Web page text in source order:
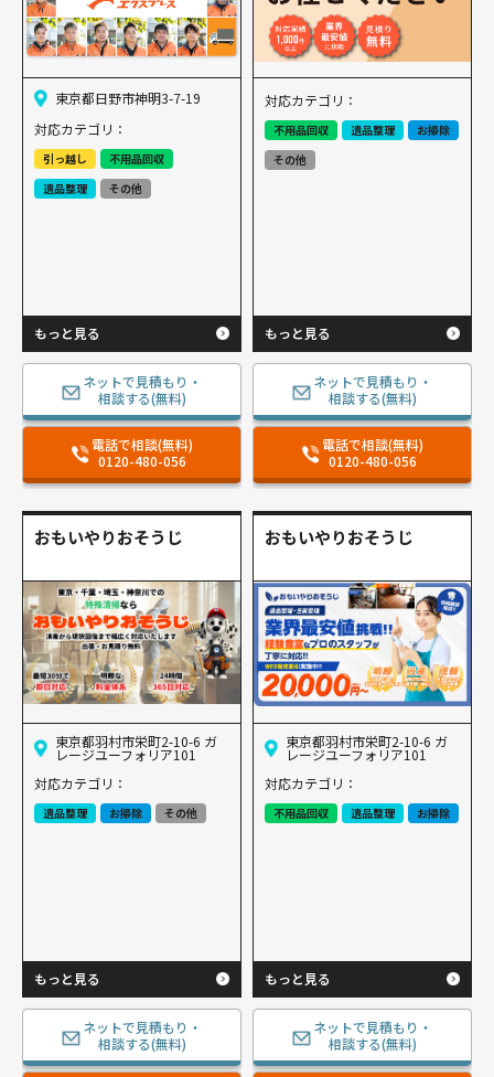
東京都日野市神明3-7-19
対応カテゴリ：
引っ越し
不用品回収
遺品整理
その他
もっと見る
ネットで見積もり・
相談する(無料)
電話で相談(無料)
0120-480-056
対応カテゴリ：
不用品回収 遺品整理
お掃除
その他
もっと見る
ネットで見積もり・
相談する(無料)
電話で相談(無料)
0120-480-056
おもいやりおそうじ
東京都羽村市栄町2-10-6 ガ
レージユーフォリア101
対応カテゴリ：
遺品整理 お掃除 その他
もっと見る
ネットで見積もり・
相談する(無料)
おもいやりおそうじ
東京都羽村市栄町2-10-6 ガ
レージユーフォリア101
対応カテゴリ：
不用品回収 遺品整理 お掃除
もっと見る
ネットで見積もり・
相談する(無料)